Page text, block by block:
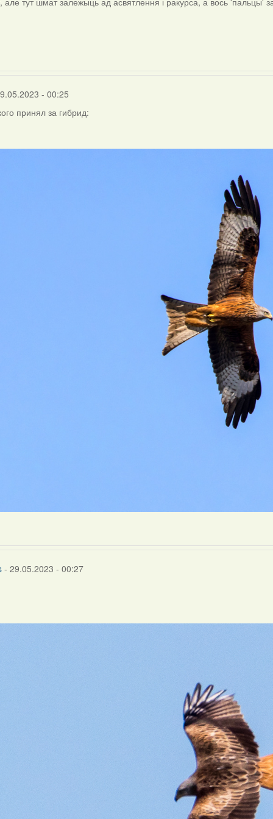
- 00:25
принял за гибрид:
- 29.05.2023 - 00:27